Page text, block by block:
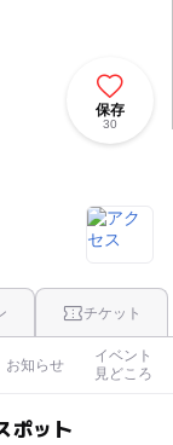
保存
30
チケット
お知らせ
イベント
見どころ
ポット